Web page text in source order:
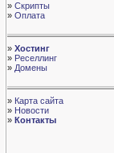
» Скрипты
» Оплата
» Хостинг
» Реселлинг
» Домены
» Карта сайта
» Новости
» Контакты